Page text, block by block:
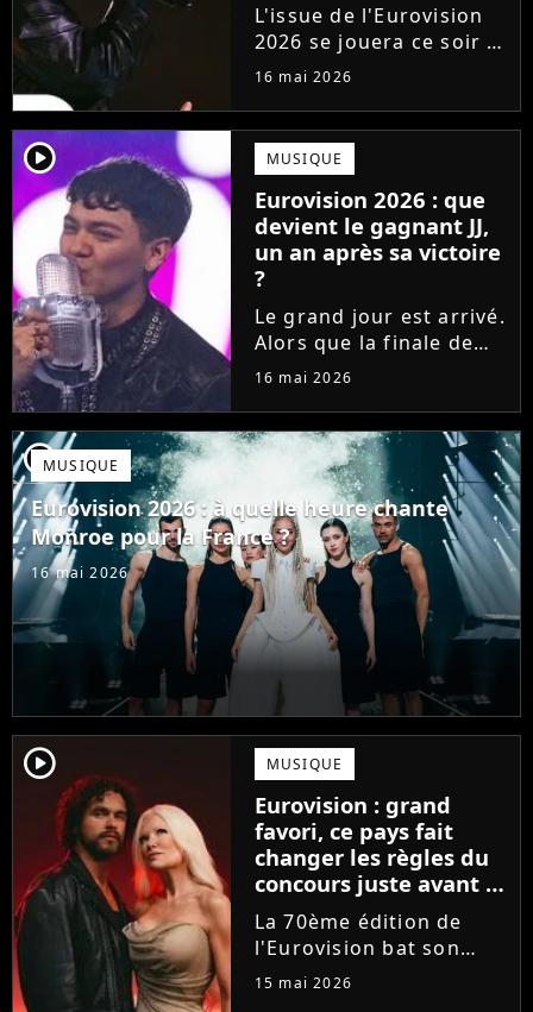
L'issue de l'Eurovision
2026 se jouera ce soir !
En direct de Vienne, les
finale du concours vont
s'affronter pour gagner
le coeur du jury et du
public. Qui...
16 mai 2026
player2 MUSIQUE
Eurovision 2026 : que
devient le gagnant JJ,
un an après sa victoire
?
Le grand jour est arrivé.
Alors que la finale de
l'Eurovision 2026 a lieu
demandent ce qu'est
devenu le chanteur JJ
qui avait gagné l'an
dernier avec sa
chanson...
16 mai 2026
player2MUSIQUE
Eurovision 2026 : à quelle heure chante
Monroe pour la France ?
16 mai 2026
player2 MUSIQUE
Eurovision : grand
favori, ce pays fait
changer les règles du
concours juste avant la
finale !
La 70ème édition de
l'Eurovision bat son
plein. Grand favori de la
15 mai 2026